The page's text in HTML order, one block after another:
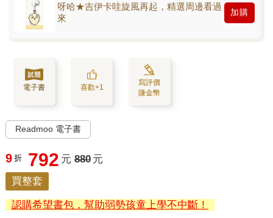
呀哈★吉伊卡哇旋風再起，精選周邊看過
來
加購
電子書 喜歡+1
寫評價
賺金幣
Readmoo 電子書
9 折 792 元 880 元
買整套
認購希望書包，幫助弱勢孩童上學不中斷！